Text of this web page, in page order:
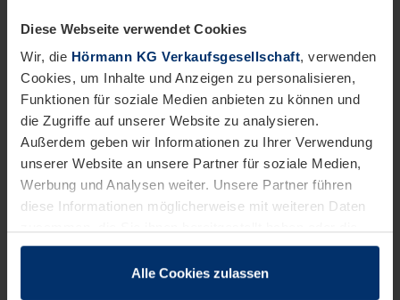
Diese Webseite verwendet Cookies
Wir, die Hörmann KG Verkaufsgesellschaft, verwenden
Cookies, um Inhalte und Anzeigen zu personalisieren,
Funktionen für soziale Medien anbieten zu können und
die Zugriffe auf unserer Website zu analysieren.
Außerdem geben wir Informationen zu Ihrer Verwendung
unserer Website an unsere Partner für soziale Medien,
Werbung und Analysen weiter. Unsere Partner führen
diese Informationen möglicherweise mit weiteren Daten
sie im Rahmen Ihrer Nutzung der Dienste gesammelt
Alle Cookies zulassen